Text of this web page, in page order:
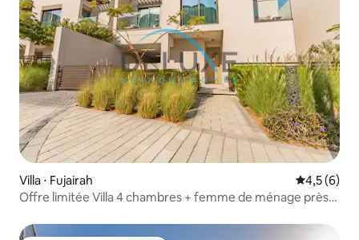
Villa ⋅ Fujairah Évaluation
4,5 (6)
Offre limitée Villa 4 chambres + femme de ménage près